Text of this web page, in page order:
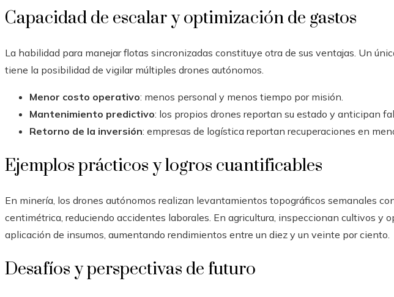
Capacidad de escalar y optimización de gastos
La habilidad para manejar flotas sincronizadas constituye otra de sus ventajas. Un
tiene la posibilidad de vigilar múltiples drones autónomos.
Menor costo operativo: menos personal y menos tiempo por misión.
Mantenimiento predictivo: los propios drones reportan su estado y anticipan
Retorno de la inversión: empresas de logística reportan recuperaciones en
Ejemplos prácticos y logros cuantificables
En minería, los drones autónomos realizan levantamientos topográficos semanales
centimétrica, reduciendo accidentes laborales. En agricultura, inspeccionan cultivos y
aplicación de insumos, aumentando rendimientos entre un diez y un veinte por ciento.
Desafíos y perspectivas de futuro